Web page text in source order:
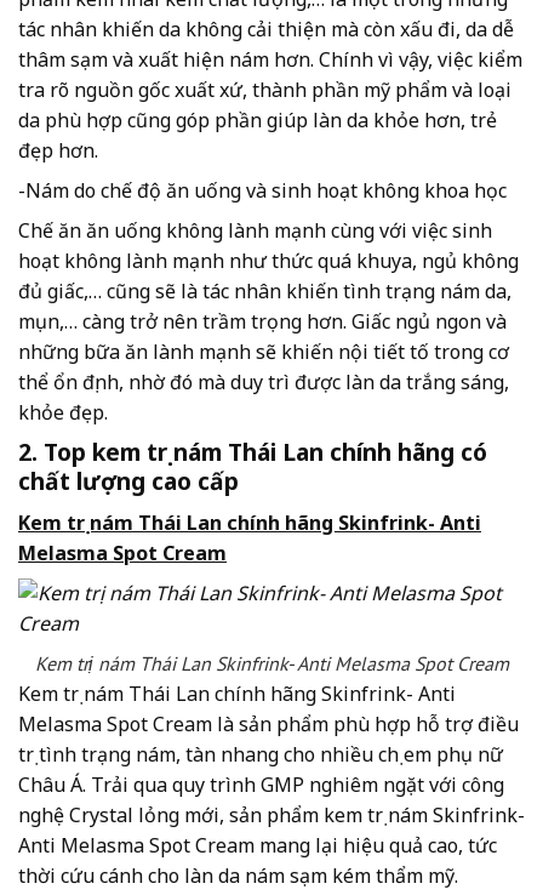
tác nhân khiến da không cải thiện mà còn xấu đi, da dễ
thâm sạm và xuất hiện nám hơn. Chính vì vậy, việc kiểm
tra rõ nguồn gốc xuất xứ, thành phần mỹ phẩm và loại
da phù hợp cũng góp phần giúp làn da khỏe hơn, trẻ
đẹp hơn.
-Nám do chế độ ăn uống và sinh hoạt không khoa học
Chế ăn ăn uống không lành mạnh cùng với việc sinh
hoạt không lành mạnh như thức quá khuya, ngủ không
đủ giấc,… cũng sẽ là tác nhân khiến tình trạng nám da,
mụn,… càng trở nên trầm trọng hơn. Giấc ngủ ngon và
những bữa ăn lành mạnh sẽ khiến nội tiết tố trong cơ
thể ổn định, nhờ đó mà duy trì được làn da trắng sáng,
khỏe đẹp.
2. Top kem trị nám Thái Lan chính hãng có
chất lượng cao cấp
Kem trị nám Thái Lan chính hãng Skinfrink- Anti
Melasma Spot Cream
Kem trị nám Thái Lan Skinfrink- Anti Melasma Spot Cream
Kem trị nám Thái Lan chính hãng Skinfrink- Anti
Melasma Spot Cream là sản phẩm phù hợp hỗ trợ điều
trị tình trạng nám, tàn nhang cho nhiều chị em phụ nữ
Châu Á. Trải qua quy trình GMP nghiêm ngặt với công
nghệ Crystal lỏng mới, sản phẩm kem trị nám Skinfrink-
Anti Melasma Spot Cream mang lại hiệu quả cao, tức
thời cứu cánh cho làn da nám sạm kém thẩm mỹ.